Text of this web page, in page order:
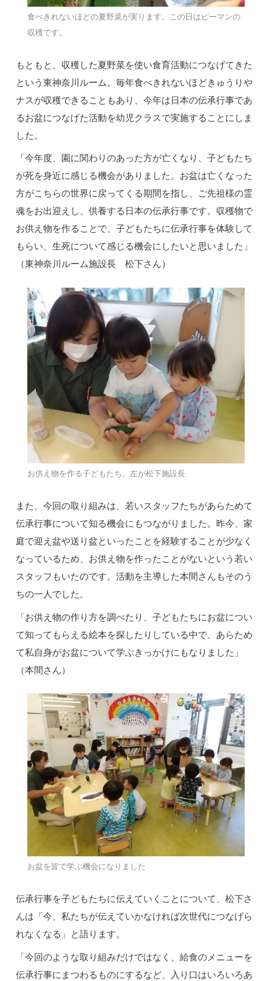
食べきれないほどの夏野菜が実ります。この日はピーマンの
収穫です。
もともと、収穫した夏野菜を使い食育活動につなげてきた
という東神奈川ルーム。毎年食べきれないほどきゅうりや
ナスが収穫できることもあり、今年は日本の伝承行事であ
るお盆につなげた活動を幼児クラスで実施することにしま
した。
「今年度、園に関わりのあった方が亡くなり、子どもたち
が死を身近に感じる機会がありました。お盆は亡くなった
方がこちらの世界に戻ってくる期間を指し、ご先祖様の霊
魂をお出迎えし、供養する日本の伝承行事です。収穫物で
お供え物を作ることで、子どもたちに伝承行事を体験して
もらい、生死について感じる機会にしたいと思いました」
（東神奈川ルーム施設長 松下さん）
お供え物を作る子どもたち。左が松下施設長
また、今回の取り組みは、若いスタッフたちがあらためて
伝承行事について知る機会にもつながりました。昨今、家
庭で迎え盆や送り盆といったことを経験することが少なく
なっているため、お供え物を作ったことがないという若い
スタッフもいたのです。活動を主導した本間さんもそのう
ちの一人でした。
「お供え物の作り方を調べたり、子どもたちにお盆につい
て知ってもらえる絵本を探したりしている中で、あらため
て私自身がお盆について学ぶきっかけにもなりました」
（本間さん）
お盆を皆で学ぶ機会になりました
伝承行事を子どもたちに伝えていくことについて、松下さ
んは「今、私たちが伝えていかなければ次世代につなげら
れなくなる」と語ります。
「今回のような取り組みだけではなく、給食のメニューを
伝承行事にまつわるものにするなど、入り口はいろいろあ